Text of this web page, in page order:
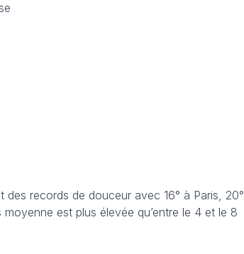
des records de douceur avec 16° à Paris, 20°
est plus élevée qu’entre le 4 et le 8